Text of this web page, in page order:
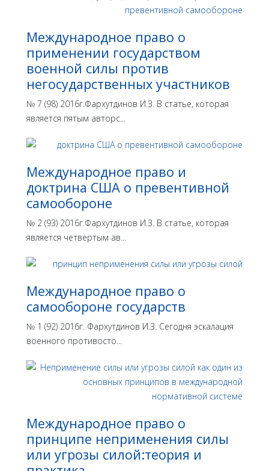
Международное право о
применении государством
военной силы против
негосударственных участников
№ 7 (98) 2016г.Фархутдинов И.З. В статье, которая
является пятым авторс...
Международное право и
доктрина США о превентивной
самообороне
№ 2 (93) 2016г.Фархутдинов И.З. В статье, которая
является четвертым ав...
Международное право о
самообороне государств
№ 1 (92) 2016г. Фархутдинов И.З. Сегодня эскалация
военного противосто...
Международное право о
принципе неприменения силы
или угрозы силой:теория и